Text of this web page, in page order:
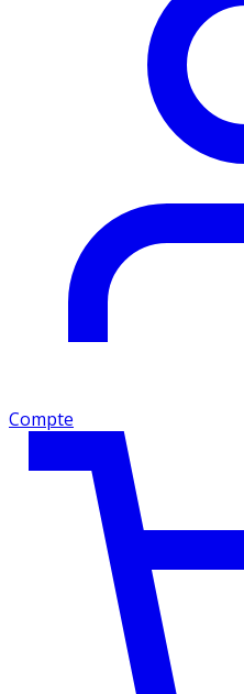
Compte